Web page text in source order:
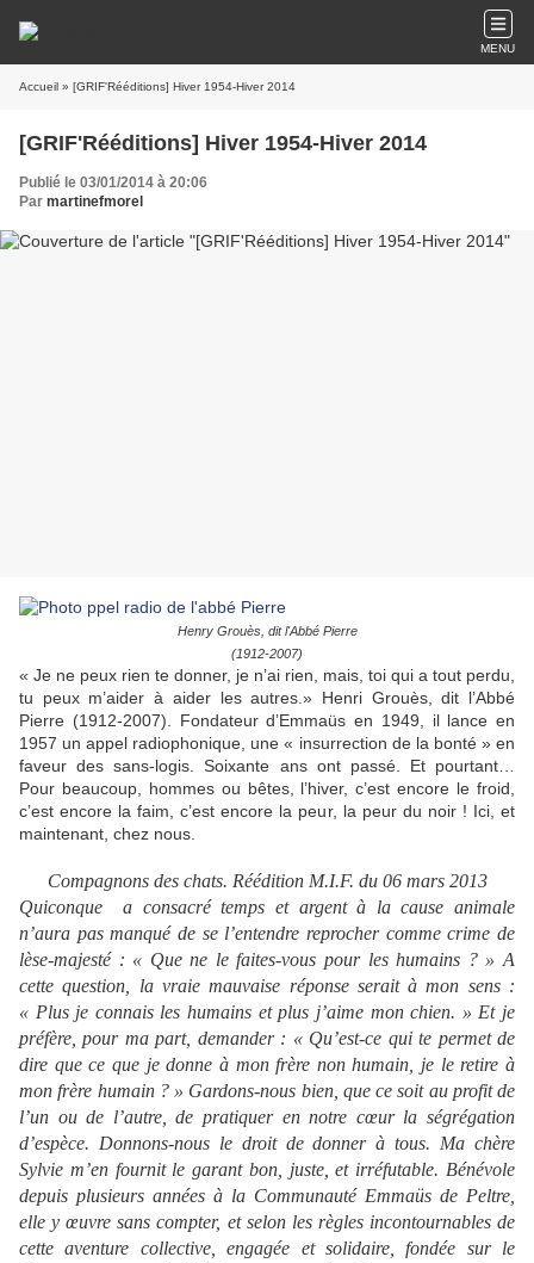
MENU
Accueil » [GRIF'Rééditions] Hiver 1954-Hiver 2014
[GRIF'Rééditions] Hiver 1954-Hiver 2014
Publié le 03/01/2014 à 20:06
Par martinefmorel
Henry Grouès, dit l'Abbé Pierre
(1912-2007)
« Je ne peux rien te donner, je n’ai rien, mais, toi qui a tout perdu,
tu peux m’aider à aider les autres.» Henri Grouès, dit l’Abbé
Pierre (1912-2007). Fondateur d’Emmaüs en 1949, il lance en
1957 un appel radiophonique, une « insurrection de la bonté » en
faveur des sans-logis. Soixante ans ont passé. Et pourtant…
Pour beaucoup, hommes ou bêtes, l’hiver, c’est encore le froid,
c’est encore la faim, c’est encore la peur, la peur du noir ! Ici, et
maintenant, chez nous.
Compagnons des chats. Réédition M.I.F. du 06 mars 2013
Quiconque a consacré temps et argent à la cause animale
n’aura pas manqué de se l’entendre reprocher comme crime de
lèse-majesté : « Que ne le faites-vous pour les humains ? » A
cette question, la vraie mauvaise réponse serait à mon sens :
« Plus je connais les humains et plus j’aime mon chien. » Et je
préfère, pour ma part, demander : « Qu’est-ce qui te permet de
dire que ce que je donne à mon frère non humain, je le retire à
mon frère humain ? » Gardons-nous bien, que ce soit au profit de
l’un ou de l’autre, de pratiquer en notre cœur la ségrégation
d’espèce. Donnons-nous le droit de donner à tous. Ma chère
Sylvie m’en fournit le garant bon, juste, et irréfutable. Bénévole
depuis plusieurs années à la Communauté Emmaüs de Peltre,
elle y œuvre sans compter, et selon les règles incontournables de
cette aventure collective, engagée et solidaire, fondée sur le